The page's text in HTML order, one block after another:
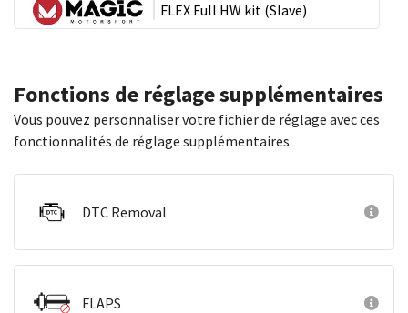
FLEX Full HW kit (Slave)
Fonctions de réglage supplémentaires
Vous pouvez personnaliser votre fichier de réglage avec ces
fonctionnalités de réglage supplémentaires
DTC Removal
FLAPS